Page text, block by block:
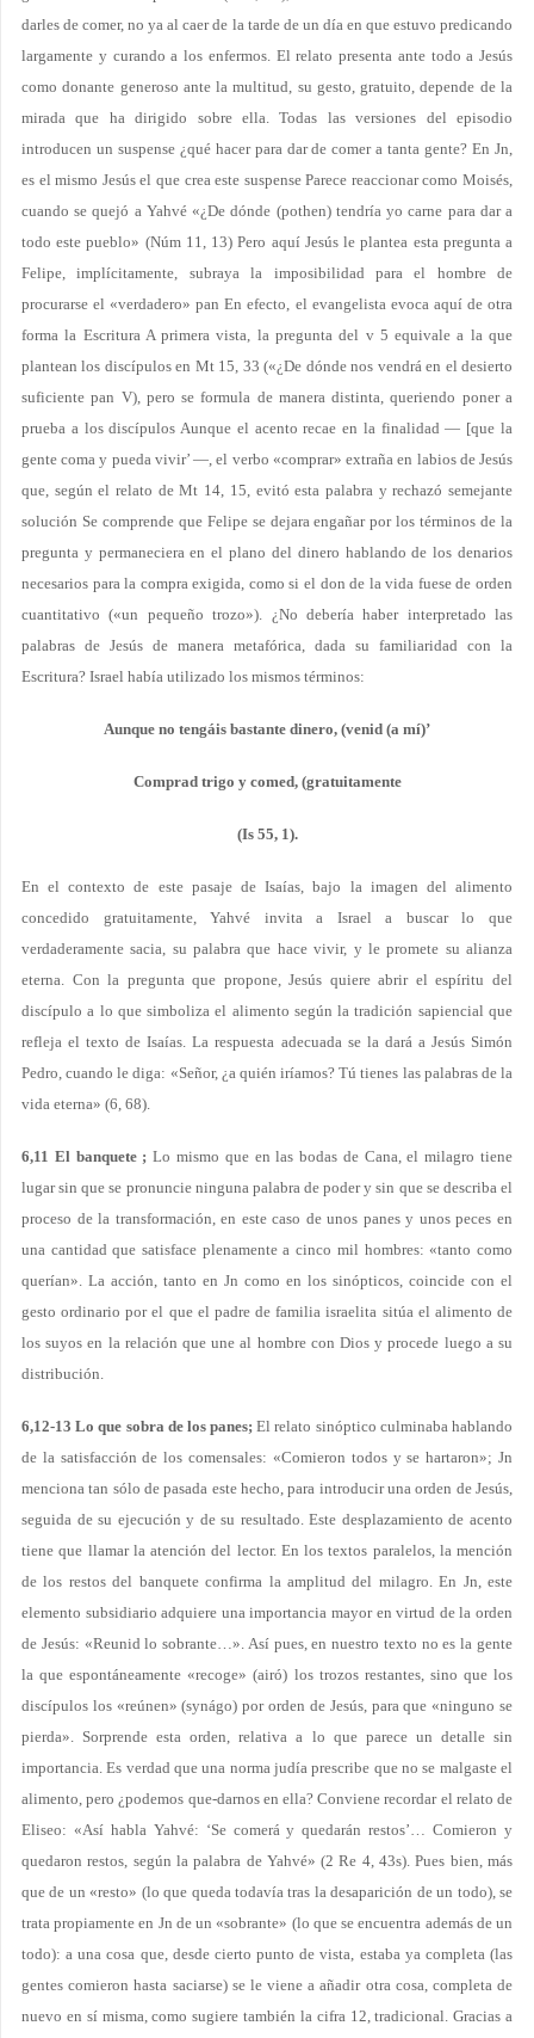
darles de comer, no ya al caer de la tarde de un día en que estuvo predicando
largamente y curando a los enfermos. El relato presenta ante todo a Jesús
como donante generoso ante la multitud, su gesto, gratuito, depende de la
mirada que ha dirigido sobre ella. Todas las versiones del episodio
introducen un suspense ¿qué hacer para dar de comer a tanta gente? En Jn,
es el mismo Jesús el que crea este suspense Parece reaccionar como Moisés,
cuando se quejó a Yahvé «¿De dónde (pothen) tendría yo carne para dar a
todo este pueblo» (Núm 11, 13) Pero aquí Jesús le plantea esta pregunta a
Felipe, implícitamente, subraya la imposibilidad para el hombre de
procurarse el «verdadero» pan En efecto, el evangelista evoca aquí de otra
forma la Escritura A primera vista, la pregunta del v 5 equivale a la que
plantean los discípulos en Mt 15, 33 («¿De dónde nos vendrá en el desierto
suficiente pan V), pero se formula de manera distinta, queriendo poner a
prueba a los discípulos Aunque el acento recae en la finalidad — [que la
gente coma y pueda vivir’ —, el verbo «comprar» extraña en labios de Jesús
que, según el relato de Mt 14, 15, evitó esta palabra y rechazó semejante
solución Se comprende que Felipe se dejara engañar por los términos de la
pregunta y permaneciera en el plano del dinero hablando de los denarios
necesarios para la compra exigida, como si el don de la vida fuese de orden
cuantitativo («un pequeño trozo»). ¿No debería haber interpretado las
palabras de Jesús de manera metafórica, dada su familiaridad con la
Escritura? Israel había utilizado los mismos términos:
Aunque no tengáis bastante dinero, (venid (a mí)’
Comprad trigo y comed, (gratuitamente
(Is 55, 1).
En el contexto de este pasaje de Isaías, bajo la imagen del alimento
concedido gratuitamente, Yahvé invita a Israel a buscar lo que
verdaderamente sacia, su palabra que hace vivir, y le promete su alianza
eterna. Con la pregunta que propone, Jesús quiere abrir el espíritu del
discípulo a lo que simboliza el alimento según la tradición sapiencial que
refleja el texto de Isaías. La respuesta adecuada se la dará a Jesús Simón
Pedro, cuando le diga: «Señor, ¿a quién iríamos? Tú tienes las palabras de la
vida eterna» (6, 68).
6,11 El banquete ; Lo mismo que en las bodas de Cana, el milagro tiene
lugar sin que se pronuncie ninguna palabra de poder y sin que se describa el
proceso de la transformación, en este caso de unos panes y unos peces en
una cantidad que satisface plenamente a cinco mil hombres: «tanto como
querían». La acción, tanto en Jn como en los sinópticos, coincide con el
gesto ordinario por el que el padre de familia israelita sitúa el alimento de
los suyos en la relación que une al hombre con Dios y procede luego a su
distribución.
6,12-13 Lo que sobra de los panes; El relato sinóptico culminaba hablando
de la satisfacción de los comensales: «Comieron todos y se hartaron»; Jn
menciona tan sólo de pasada este hecho, para introducir una orden de Jesús,
seguida de su ejecución y de su resultado. Este desplazamiento de acento
tiene que llamar la atención del lector. En los textos paralelos, la mención
de los restos del banquete confirma la amplitud del milagro. En Jn, este
elemento subsidiario adquiere una importancia mayor en virtud de la orden
de Jesús: «Reunid lo sobrante…». Así pues, en nuestro texto no es la gente
la que espontáneamente «recoge» (airó) los trozos restantes, sino que los
discípulos los «reúnen» (synágo) por orden de Jesús, para que «ninguno se
pierda». Sorprende esta orden, relativa a lo que parece un detalle sin
importancia. Es verdad que una norma judía prescribe que no se malgaste el
alimento, pero ¿podemos que-darnos en ella? Conviene recordar el relato de
Eliseo: «Así habla Yahvé: ‘Se comerá y quedarán restos’… Comieron y
quedaron restos, según la palabra de Yahvé» (2 Re 4, 43s). Pues bien, más
que de un «resto» (lo que queda todavía tras la desaparición de un todo), se
trata propiamente en Jn de un «sobrante» (lo que se encuentra además de un
todo): a una cosa que, desde cierto punto de vista, estaba ya completa (las
gentes comieron hasta saciarse) se le viene a añadir otra cosa, completa de
nuevo en sí misma, como sugiere también la cifra 12, tradicional. Gracias a